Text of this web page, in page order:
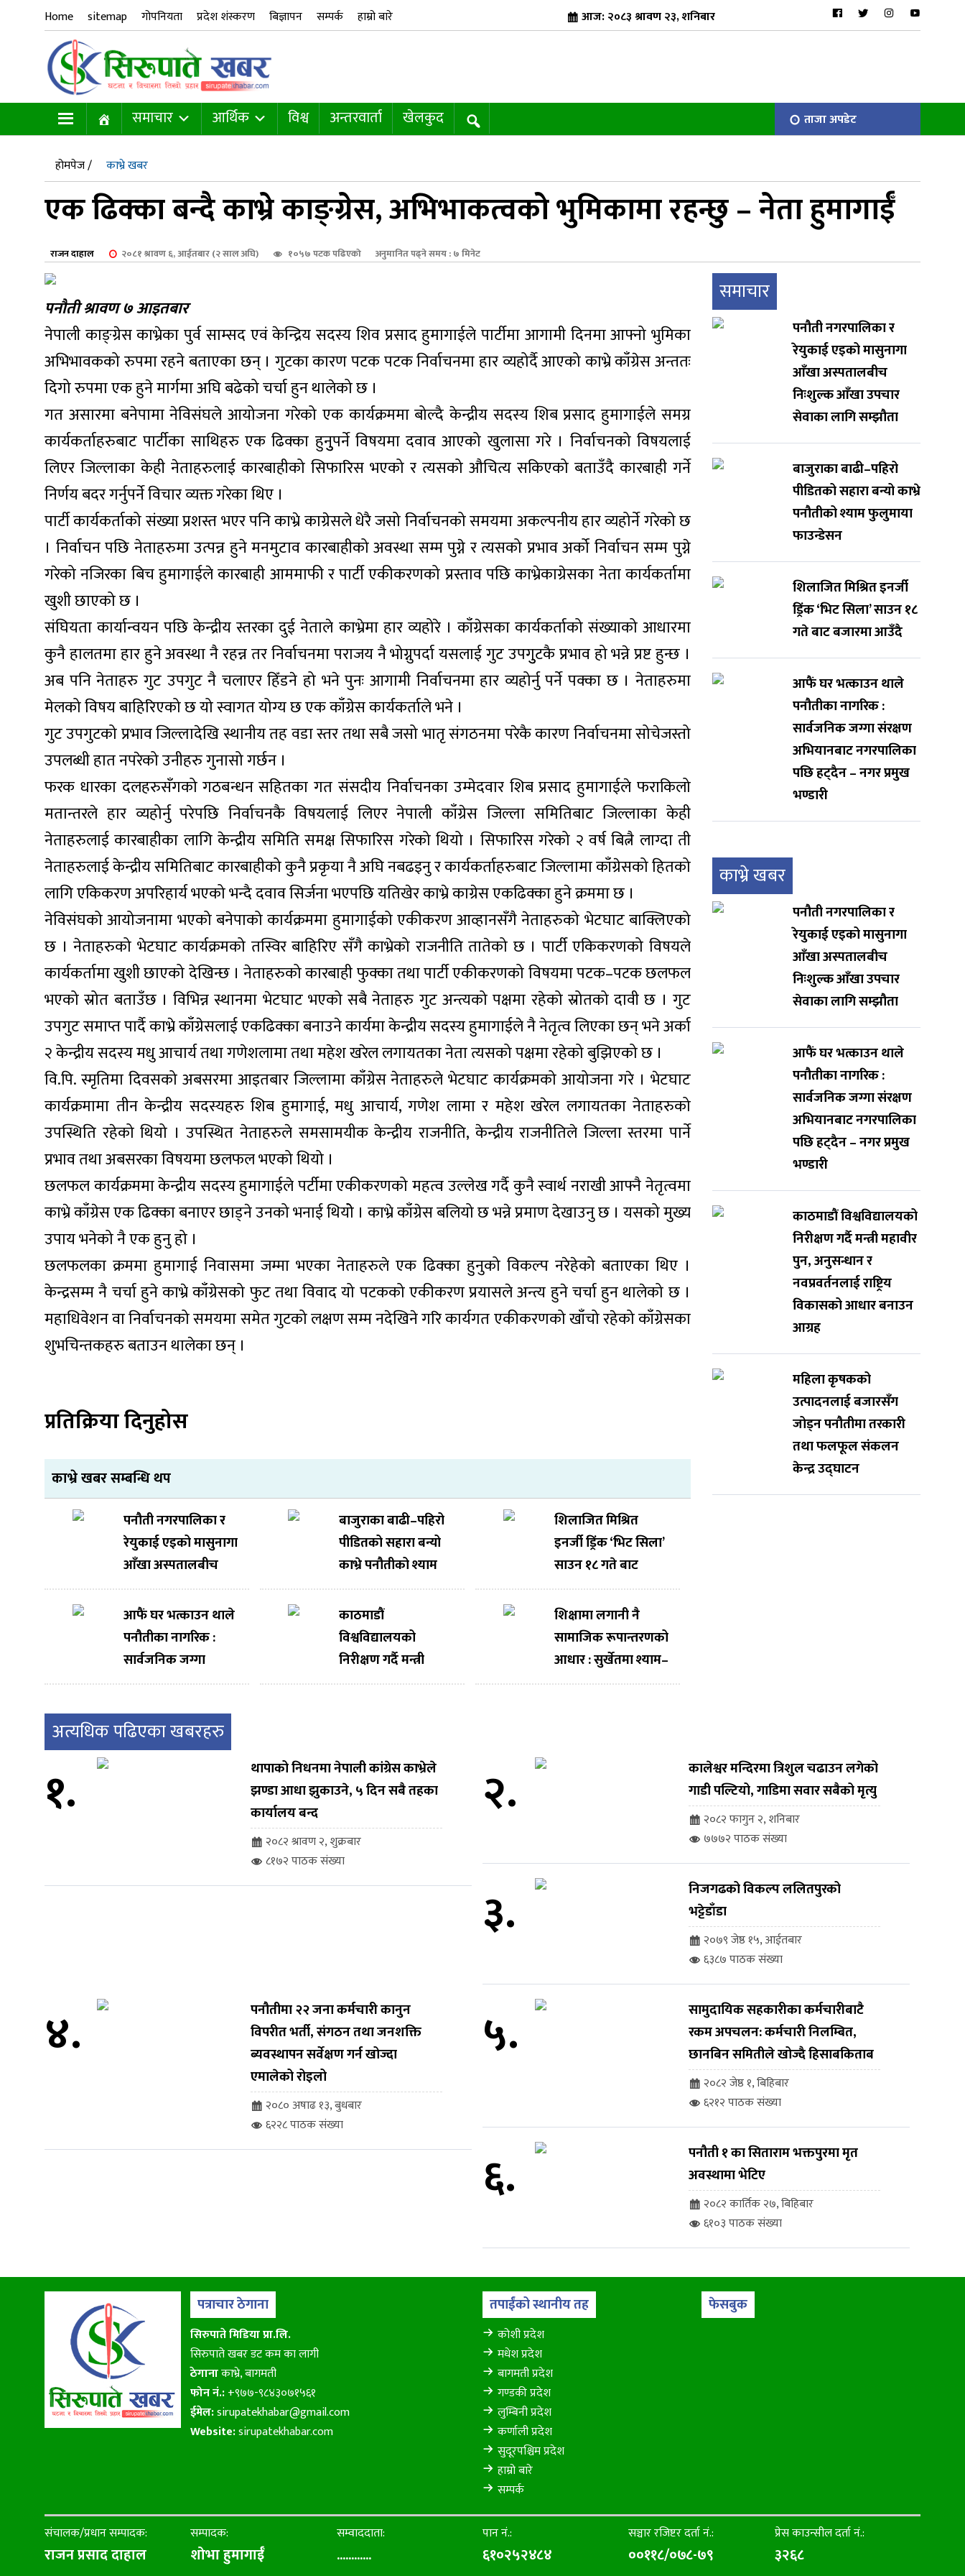
Home sitemap गोपनियता प्रदेश शंस्करण बिज्ञापन सम्पर्क हाम्रो बारे आज: २०८३ श्रावण २३, शनिबार
समाचार आर्थिक विश्व अन्तरवार्ता खेलकुद ताजा अपडेट
होमपेज / काभ्रे खबर
एक ढिक्का बन्दै काभ्रे काङ्ग्रेस, अभिभाकत्वको भुमिकामा रहन्छु – नेता हुमागाईँ
राजन दाहाल २०८१ श्रावण ६, आईतबार (२ साल अघि) १०५७ पटक पढिएको अनुमानित पढ्ने समय : ७ मिनेट
पनौती श्रावण ७ आइतबार
नेपाली काङ्ग्रेस काभ्रेका पुर्व साम्सद एवं केन्द्रिय सदस्य शिव प्रसाद हुमागाईले पार्टीमा आगामी दिनमा आफ्नो भुमिका
अभिभावकको रुपमा रहने बताएका छन् । गुटका कारण पटक पटक निर्वाचनमा हार व्यहोर्दै आएको काभ्रे काँग्रेस अन्ततः
दिगो रुपमा एक हुने मार्गमा अघि बढेको चर्चा हुन थालेको छ ।
गत असारमा बनेपामा नेविसंघले आयोजना गरेको एक कार्यक्रममा बोल्दै केन्द्रीय सदस्य शिब प्रसाद हुमागाईले समग्र
कार्यकर्ताहरुबाट पार्टीका साथिहरु एक ढिक्का हुनुुपर्ने विषयमा दवाव आएको खुलासा गरे । निर्वाचनको विषयलाई
लिएर जिल्लाका केही नेताहरुलाई कारबाहीको सिफारिस भएको र त्यसको औचित्य सकिएको बताउँदै कारबाही गर्ने
निर्णय बदर गर्नुपर्ने विचार व्यक्त गरेका थिए ।
पार्टी कार्यकर्ताको संख्या प्रशस्त भएर पनि काभ्रे काग्रेसले धेरै जसो निर्वाचनको समयमा अकल्पनीय हार व्यहोर्ने गरेको छ
। निर्वाचन पछि नेताहरुमा उत्पन्न हुने मनमुटाव कारबाहीको अवस्था सम्म पुग्ने र त्यसको प्रभाव अर्को निर्वाचन सम्म पुग्ने
गरेको नजिरका बिच हुमागाईले कारबाही आममाफी र पार्टी एकीकरणको प्रस्ताव पछि काभ्रेकाग्रेसका नेता कार्यकर्तामा
खुशी छाएको छ ।
संघियता कार्यान्वयन पछि केन्द्रीय स्तरका दुई नेताले काभ्रेमा हार व्यहोरे । काँग्रेसका कार्यकर्ताको संख्याको आधारमा
कुनै हालतमा हार हुने अवस्था नै रहन्न तर निर्वाचनमा पराजय नै भोग्नुपर्दा यसलाई गुट उपगुुटकै प्रभाव हो भन्ने प्रष्ट हुन्छ ।
अब पनि नेताहरु गुट उपगुट नै चलाएर हिँडने हो भने पुनः आगामी निर्वाचनमा हार व्यहोर्नु पर्ने पक्का छ । नेताहरुमा
मेलको विषय बाहिरिएको छ यो स्वागत योग्य छ एक काँग्रेस कार्यकर्ताले भने ।
गुट उपगुटको प्रभाव जिल्लादेखि स्थानीय तह वडा स्तर तथा सबै जसो भातृ संगठनमा परेकै कारण निर्वाचनमा सोचेजस्तो
उपलब्धी हात नपरेको उनीहरु गुनासो गर्छन ।
फरक धारका दलहरुसँगको गठबन्धन सहितका गत संसदीय निर्वाचनका उम्मेदवार शिब प्रसाद हुमागाईले फराकिलो
मतान्तरले हार व्यहोर्नु परेपछि निर्वाचनकै विषयलाई लिएर नेपाली काँग्रेस जिल्ला समितिबाट जिल्लाका केही
नेताहरुलाई कारबाहीका लागि केन्द्रीय समिति समक्ष सिफारिस गरेको थियो । सिफारिस गरेको २ वर्ष बित्नै लाग्दा ती
नेताहरुलाई केन्द्रीय समितिबाट कारबाहीको कुनै प्रकृया नै अघि नबढइनु र कार्यकर्ताहरुबाट जिल्लामा काँग्रेसको हितको
लागि एकिकरण अपरिहार्य भएको भन्दै दवाव सिर्जना भएपछि यतिखेर काभ्रे काग्रेस एकढिक्का हुने क्रममा छ ।
नेविसंघको आयोजनामा भएको बनेपाको कार्यक्रममा हुमागाईको एकीकरण आव्हानसँगै नेताहरुको भेटघाट बाक्लिएको
छ । नेताहरुको भेटघाट कार्यक्रमको तस्विर बाहिरिए सँगै काभ्रेको राजनीति तातेको छ । पार्टी एकिकरणको विषयले
कार्यकर्तामा खुशी छाएको देखिन्छ । नेताहरुको कारबाही फुक्का तथा पार्टी एकीकरणको विषयमा पटक–पटक छलफल
भएको स्रोत बताउँछ । विभिन्न स्थानमा भेटघाट भएको सबै नेताहरु गुट अन्त्यको पक्षमा रहेको स्रोतको दावी छ । गुट
उपगुट समाप्त पार्दै काभ्रे काँग्रेसलाई एकढिक्का बनाउने कार्यमा केन्द्रीय सदस्य हुमागाईले नै नेतृत्व लिएका छन् भने अर्का
२ केन्द्रीय सदस्य मधु आचार्य तथा गणेशलामा तथा महेश खरेल लगायतका नेता त्यसको पक्षमा रहेको बुझिएको छ ।
वि.पि. स्मृतिमा दिवसको अबसरमा आइतबार जिल्लामा काँग्रेस नेताहरुले भेटघाट कार्यक्रमको आयोजना गरे । भेटघाट
कार्यक्रमामा तीन केन्द्रीय सदस्यहरु शिब हुमागाई, मधु आचार्य, गणेश लामा र महेश खरेल लगायतका नेताहरुको
उपस्थिति रहेको थियो । उपस्थित नेताहरुले समसामयीक केन्द्रीय राजनीति, केन्द्रीय राजनीतिले जिल्ला स्तरमा पार्ने
प्रभाव तथा अबसरका विषयमा छलफल भएको थियो ।
छलफल कार्यक्रममा केन्द्रीय सदस्य हुमागाईले पर्टीमा एकीकरणको महत्व उल्लेख गर्दै कुनै स्वार्थ नराखी आफ्नै नेतृत्वमा
काभ्रे काँग्रेस एक ढिक्का बनाएर छाड्ने उनको भनाई थियोे । काभ्रे काँग्रेस बलियो छ भन्ने प्रमाण देखाउनु छ । यसको मुख्य
उपाय भनेको नै एक हुनु हो ।
छलफलका क्रममा हुमागाई निवासमा जम्मा भएका नेताहरुले एक ढिक्का हुनुको विकल्प नरेहेको बताएका थिए ।
केन्द्रसम्म नै चर्चा हुने काभ्रे काँग्रेसको फुट तथा विवाद यो पटकको एकीकरण प्रयासले अन्त्य हुने चर्चा हुन थालेको छ ।
महाधिवेशन वा निर्वाचनको समयमा समेत गुटको लक्षण सम्म नदेखिने गरि कार्यगत एकीकरणको खाँचो रहेको काँग्रेसका
शुभचिन्तकहरु बताउन थालेका छन् ।
प्रतिक्रिया दिनुहोस
काभ्रे खबर सम्बन्धि थप
पनौती नगरपालिका र
रेयुकाई एइको मासुनागा
आँखा अस्पतालबीच
निःशुल्क आँखा उपचार
सेवाका लागि सम्झौता
बाजुराका बाढी–पहिरो
पीडितको सहारा बन्यो
काभ्रे पनौतीको श्याम
फुलुमाया फाउन्डेसन
शिलाजित मिश्रित
इनर्जी ड्रिंक ‘भिट सिला’
साउन १८ गते बाट
बजारमा आउँदै
आफैं घर भत्काउन थाले
पनौतीका नागरिक :
सार्वजनिक जग्गा
संरक्षण अभियानबाट
हट्दैन – नगर प्रमुख
भण्डारी
काठमाडौं
विश्वविद्यालयको
निरीक्षण गर्दै मन्त्री
महावीर पुन, अनुसन्धान
शिक्षामा लगानी नै
सामाजिक रूपान्तरणको
आधार : सुर्खेतमा श्याम–
फुलुमाया फाउण्डेसनको
समाचार
पनौती नगरपालिका र
रेयुकाई एइको मासुनागा
आँखा अस्पतालबीच
निःशुल्क आँखा उपचार
सेवाका लागि सम्झौता
बाजुराका बाढी–पहिरो
पीडितको सहारा बन्यो काभ्रे
पनौतीको श्याम फुलुमाया
फाउन्डेसन
शिलाजित मिश्रित इनर्जी
ड्रिंक ‘भिट सिला’ साउन १८
गते बाट बजारमा आउँदै
आफैं घर भत्काउन थाले
पनौतीका नागरिक :
सार्वजनिक जग्गा संरक्षण
अभियानबाट नगरपालिका
पछि हट्दैन – नगर प्रमुख
भण्डारी
काभ्रे खबर
पनौती नगरपालिका र
रेयुकाई एइको मासुनागा
आँखा अस्पतालबीच
निःशुल्क आँखा उपचार
सेवाका लागि सम्झौता
आफैं घर भत्काउन थाले
पनौतीका नागरिक :
सार्वजनिक जग्गा संरक्षण
अभियानबाट नगरपालिका
पछि हट्दैन – नगर प्रमुख
भण्डारी
काठमाडौं विश्वविद्यालयको
निरीक्षण गर्दै मन्त्री महावीर
पुन, अनुसन्धान र
नवप्रवर्तनलाई राष्ट्रिय
विकासको आधार बनाउन
आग्रह
महिला कृषकको
उत्पादनलाई बजारसँग
जोड्न पनौतीमा तरकारी
तथा फलफूल संकलन
केन्द्र उद्घाटन
अत्यधिक पढिएका खबरहरु
१.
थापाको निधनमा नेपाली कांग्रेस काभ्रेले
झण्डा आधा झुकाउने, ५ दिन सबै तहका
कार्यालय बन्द
२०८२ श्रावण २, शुक्रबार
८१७२ पाठक संख्या
२.
कालेश्वर मन्दिरमा त्रिशुल चढाउन लगेको
गाडी पल्टियो, गाडिमा सवार सबैको मृत्यु
२०८२ फागुन २, शनिबार
७७७२ पाठक संख्या
३.
निजगढको विकल्प ललितपुरको
भट्टेडाँडा
२०७९ जेष्ठ १५, आईतबार
६३८७ पाठक संख्या
४.
पनौतीमा २२ जना कर्मचारी कानुन
विपरीत भर्ती, संगठन तथा जनशक्ति
ब्यवस्थापन सर्वेक्षण गर्न खोज्दा
एमालेको रोइलो
२०८० अषाढ १३, बुधबार
६२२८ पाठक संख्या
५.
सामुदायिक सहकारीका कर्मचारीबाटै
रकम अपचलन: कर्मचारी निलम्बित,
छानबिन समितीले खोज्दै हिसाबकिताब
२०८२ जेष्ठ १, बिहिबार
६२१२ पाठक संख्या
६.
पनौती १ का सिताराम भक्तपुरमा मृत
अवस्थामा भेटिए
२०८२ कार्तिक २७, बिहिबार
६१०३ पाठक संख्या
पत्राचार ठेगाना
सिरुपाते मिडिया प्रा.लि.
सिरुपाते खबर डट कम का लागी
ठेगानाकाभ्रे, बागमती
फोन नं.:+९७७-९८४३०७१५६१
ईमेल:sirupatekhabar@gmail.com
Website:sirupatekhabar.com
तपाईंको स्थानीय तह
कोशी प्रदेश
मधेश प्रदेश
बागमती प्रदेश
गण्डकी प्रदेश
लुम्बिनी प्रदेश
कर्णाली प्रदेश
सुदूरपश्चिम प्रदेश
हाम्रो बारे
सम्पर्क
फेसबुक
संचालक/प्रधान सम्पादक:
राजन प्रसाद दाहाल
सम्पादक:
शोभा हुमागाईँ
सम्वाददाता:
............
पान नं.:
६१०२५२४८४
सञ्चार रजिष्टर दर्ता नं.:
००११८/०७८-७९
प्रेस काउन्सील दर्ता नं.:
३२६८